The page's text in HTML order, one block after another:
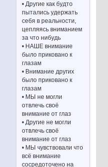
• Другие как будто
пытались удержать
себя в реальности,
цепляясь вниманием
за что нибудь
• НАШЕ внимание
было приковано к
глазам
• Внимание других
было приковано к
глазам
• МЫ не могли
отвлечь своё
внимание от глаз
• Другие не могли
отвлечь своё
внимание от глаз
• МЫ чувствовали что
всё внимание
сосредоточено на